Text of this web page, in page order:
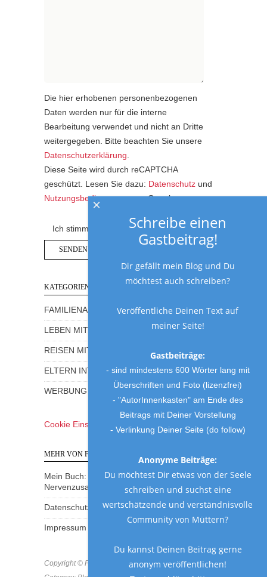
Die hier erhobenen personenbezogenen
Daten werden nur für die interne
Bearbeitung verwendet und nicht an Dritte
weitergegeben. Bitte beachten Sie unsere
Datenschutzerklärung
Diese Seite wird durch reCAPTCHA
geschützt. Lesen Sie dazu: Datenschutz und
Nutzungsbedingungenvon Google.
Ich stimme der Datenschutzerklärung zu.
KATEGORIEN
FAMILIENALLTAG MIT HUMOR
LEBEN MIT KINDERN
REISEN MIT KINDERN
ELTERN INTERVIEWS
WERBUNG UND GEWINNSPIELE
Cookie Einstellungen
MEHR VON FRAU MUTTER
Mein Buch: Eine Mama am Rande des
Nervenzusammenbruchs
Datenschutzerklärung
Impressum
Copyright © Frau Mutter 2018 * https://frau-mutter.com
Schreibe einen
Gastbeitrag!
Dir gefällt mein Blog und Du
möchtest auch schreiben?
Veröffentliche Deinen Text auf
meiner Seite!
Gastbeiträge:
- sind mindestens 600 Wörter lang mit
Überschriften und Foto (lizenzfrei)
- "AutorInnenkasten" am Ende des
Beitrags mit Deiner Vorstellung
- Verlinkung Deiner Seite (do follow)
Anonyme Beiträge:
Du möchtest Dir etwas von der Seele
schreiben und suchst eine
wertschätzende und verständnisvolle
Community von Müttern?
Du kannst Deinen Beitrag gerne
anonym veröffentlichen!
×